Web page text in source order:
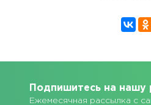
Подпишитесь на нашу
Ежемесячная рассылка с